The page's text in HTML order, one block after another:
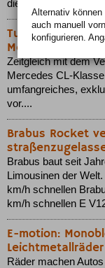
die Laufkultur und
Mercedes CL
Zeitgleich mit dem
Mercedes CL-
umfangreiches,
vor....
Brabus Rocket
Brabus baut seit
Limousinen der
km/h schnellen
km/h schnellen E
E-motion:
Räder machen
Alternativ
auch manuell
konfigurieren.